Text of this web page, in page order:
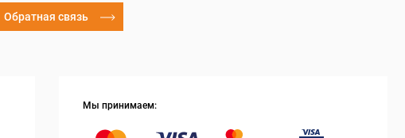
Обратная связь
Мы принимаем: